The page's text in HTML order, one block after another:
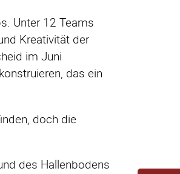
Unter 12 Teams
Kreativität der
im Juni
das ein
doch die
des Hallenbodens